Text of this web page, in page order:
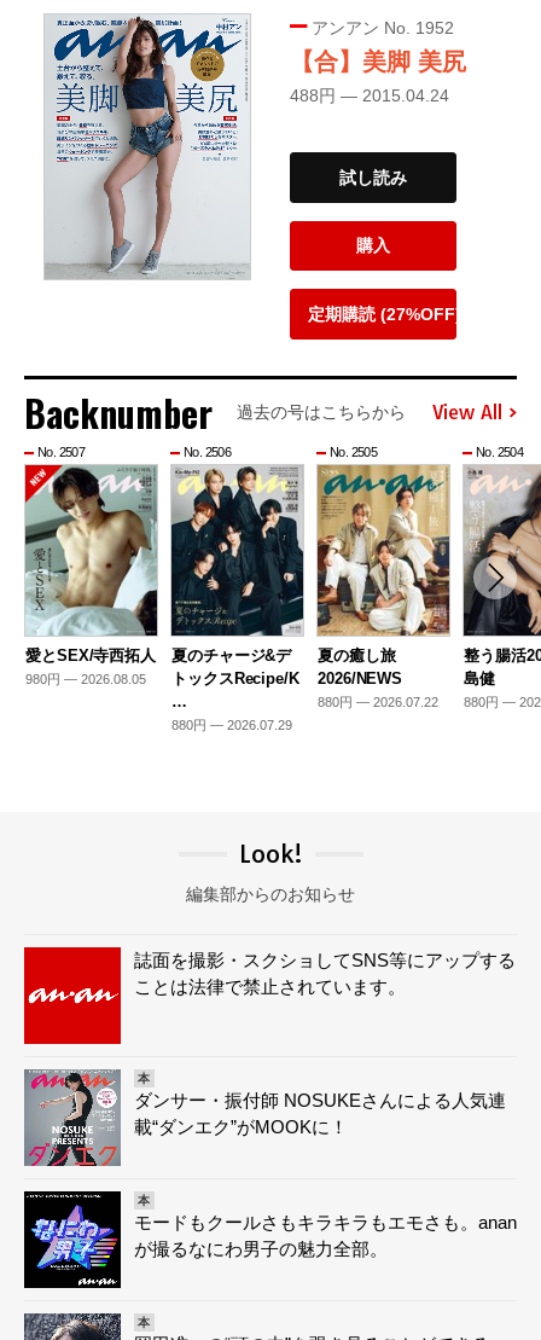
アンアン No. 1952
【合】美脚 美尻
488円 — 2015.04.24
試し読み
購入
定期購読 (27%OFF)
Backnumber 過去の号はこちらから View All
No. 2507
愛とSEX/寺西拓人
980円 — 2026.08.05
No. 2506
夏のチャージ&デ
トックスRecipe/K
…
880円 — 2026.07.29
No. 2505
夏の癒し旅
2026/NEWS
880円 — 2026.07.22
No. 2504
整う腸活
島健
880円 —
Look!
編集部からのお知らせ
誌面を撮影・スクショしてSNS等にアップする
ことは法律で禁止されています。
本
ダンサー・振付師 NOSUKEさんによる人気連
載“ダンエク”がMOOKに！
本
モードもクールさもキラキラもエモさも。anan
が撮るなにわ男子の魅力全部。
本